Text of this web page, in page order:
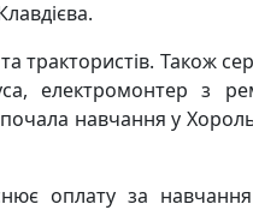
трактористів. Також
електромонтер з
навчання у
оплату за